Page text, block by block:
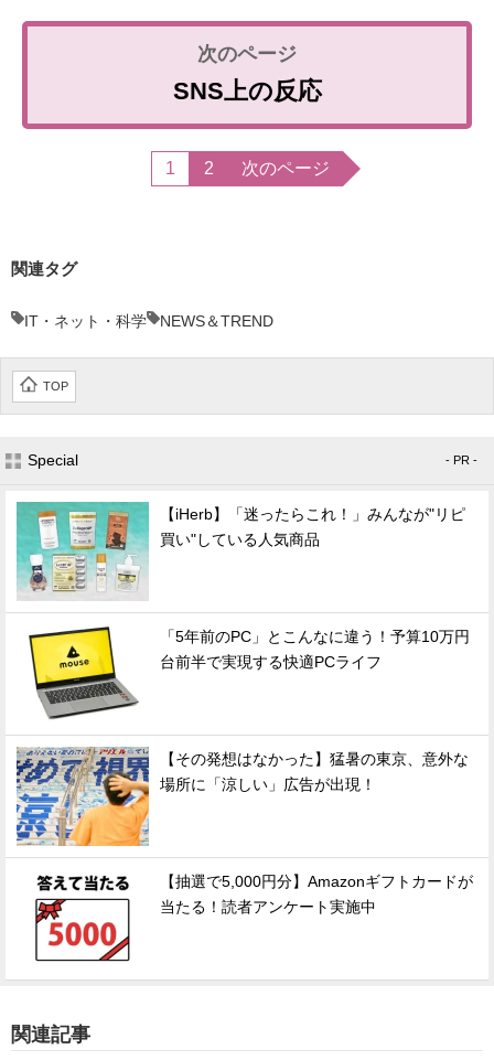
SNS上の反応
1 2 次のページ
関連タグ
IT・ネット・科学 NEWS＆TREND
TOP
Special - PR -
【iHerb】「迷ったらこれ！」みんなが"リピ
買い"している人気商品
「5年前のPC」とこんなに違う！予算10万円
台前半で実現する快適PCライフ
【その発想はなかった】猛暑の東京、意外な
場所に「涼しい」広告が出現！
【抽選で5,000円分】Amazonギフトカードが
当たる！読者アンケート実施中
関連記事